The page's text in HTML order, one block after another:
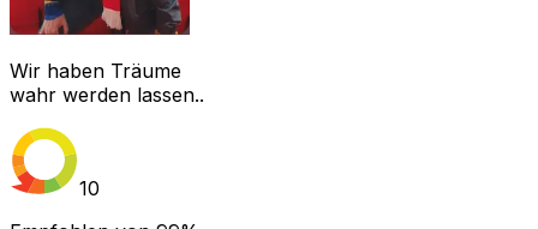
Wir haben Träume
wahr werden lassen..
10